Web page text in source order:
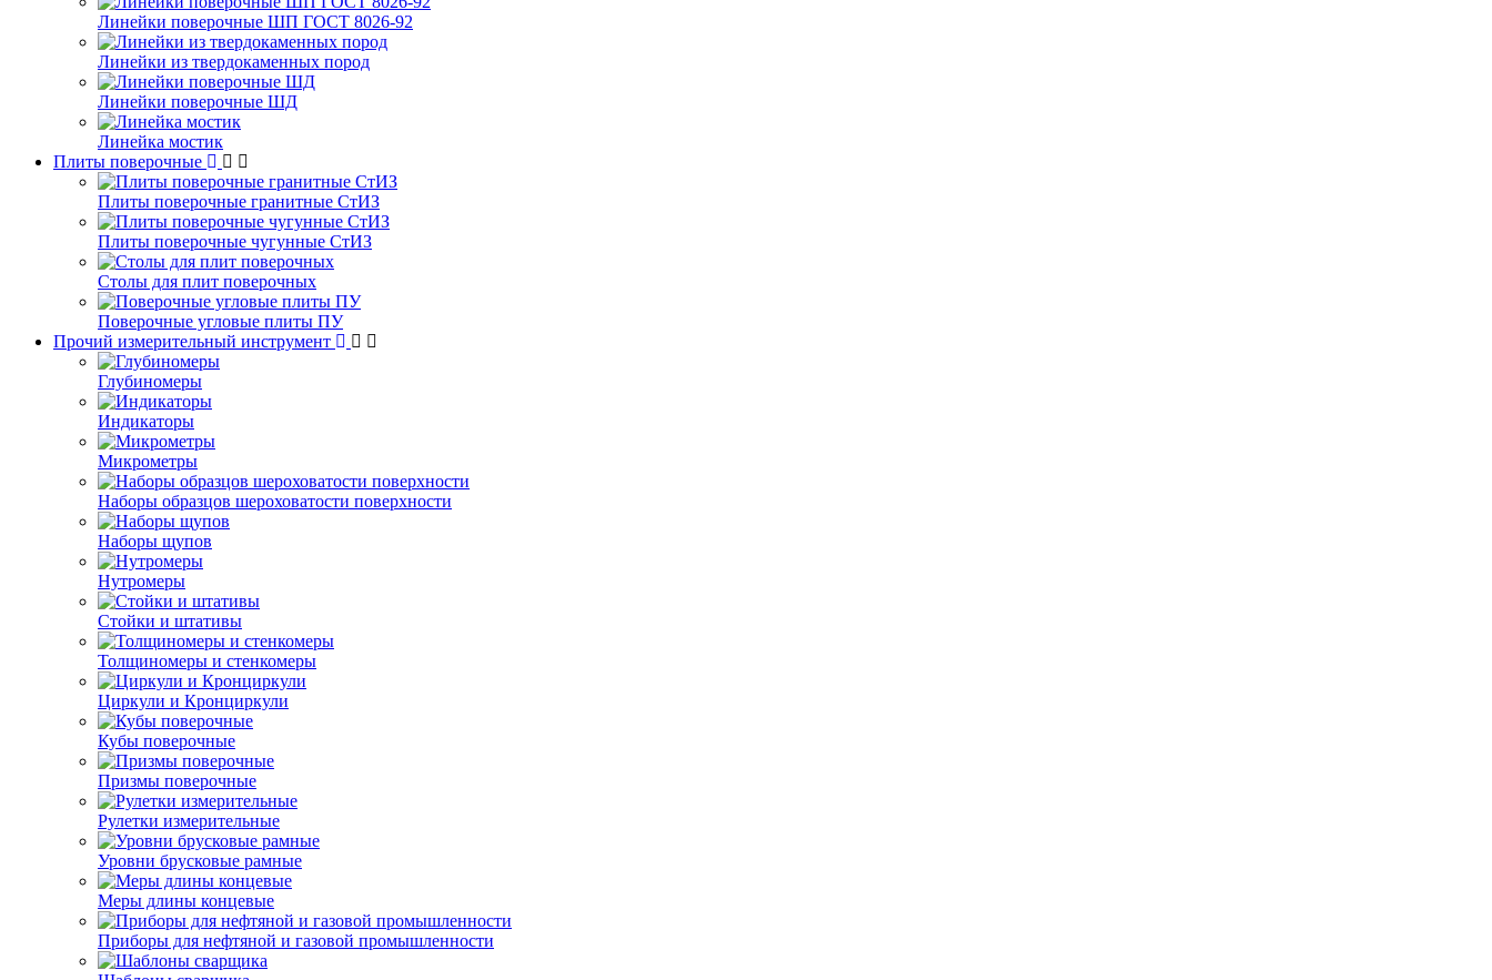
Линейки поверочные ШП ГОСТ 8026-92
Линейки из твердокаменных пород
Линейки поверочные ШД
Линейка мостик
Плиты поверочные
Плиты поверочные гранитные СтИЗ
Плиты поверочные чугунные СтИЗ
Столы для плит поверочных
Поверочные угловые плиты ПУ
Прочий измерительный инструмент
Глубиномеры
Индикаторы
Микрометры
Наборы образцов шероховатости поверхности
Наборы щупов
Нутромеры
Стойки и штативы
Толщиномеры и стенкомеры
Циркули и Кронциркули
Кубы поверочные
Призмы поверочные
Рулетки измерительные
Уровни брусковые рамные
Меры длины концевые
Приборы для нефтяной и газовой промышленности